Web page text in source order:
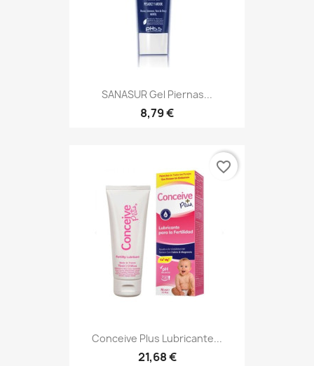
SANASUR Gel Piernas...
8,79 €
Conceive Plus Lubricante...
21,68 €
favorite_border